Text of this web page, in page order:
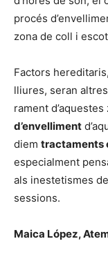
procés
zona de coll i
Factors
lliures, seran
rament
d’envelliment
diem tractaments
especialment
als inestetismes
sessions.
Maica López,